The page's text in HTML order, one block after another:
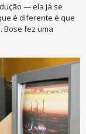
— ela já se
é diferente é que
Bose fez uma